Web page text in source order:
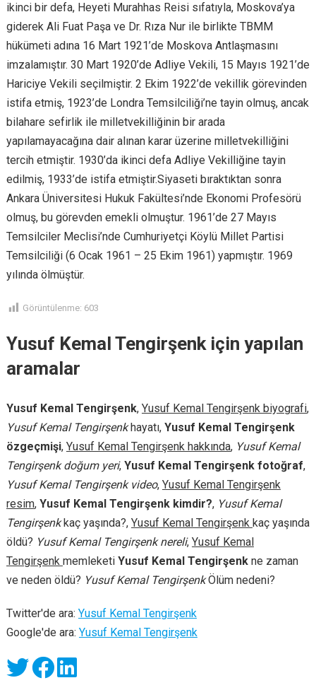
ikinci bir defa, Heyeti Murahhas Reisi sıfatıyla, Moskova’ya
giderek Ali Fuat Paşa ve Dr. Rıza Nur ile birlikte TBMM
hükümeti adına 16 Mart 1921’de Moskova Antlaşmasını
imzalamıştır. 30 Mart 1920’de Adliye Vekili, 15 Mayıs 1921’de
Hariciye Vekili seçilmiştir. 2 Ekim 1922’de vekillik görevinden
istifa etmiş, 1923’de Londra Temsilciliği’ne tayin olmuş, ancak
bilahare sefirlik ile milletvekilliğinin bir arada
yapılamayacağına dair alınan karar üzerine milletvekilliğini
tercih etmiştir. 1930’da ikinci defa Adliye Vekilliğine tayin
edilmiş, 1933’de istifa etmiştir.Siyaseti bıraktıktan sonra
Ankara Üniversitesi Hukuk Fakültesi’nde Ekonomi Profesörü
olmuş, bu görevden emekli olmuştur. 1961’de 27 Mayıs
Temsilciler Meclisi’nde Cumhuriyetçi Köylü Millet Partisi
Temsilciliği (6 Ocak 1961 – 25 Ekim 1961) yapmıştır. 1969
yılında ölmüştür.
Görüntülenme: 603
Yusuf Kemal Tengirşenk için yapılan
aramalar
Yusuf Kemal Tengirşenk, Yusuf Kemal Tengirşenk biyografi,
Yusuf Kemal Tengirşenkhayatı, Yusuf Kemal Tengirşenk
özgeçmişi, Yusuf Kemal Tengirşenk hakkında, Yusuf Kemal
Tengirşenk doğum yeri, Yusuf Kemal Tengirşenk fotoğraf,
Yusuf Kemal Tengirşenk video, Yusuf Kemal Tengirşenk
resim, Yusuf Kemal Tengirşenk kimdir?, Yusuf Kemal
Tengirşenkkaç yaşında?, Yusuf Kemal Tengirşenk kaç yaşında
öldü? Yusuf Kemal Tengirşenk nereli, Yusuf Kemal
Tengirşenk memleketi Yusuf Kemal Tengirşenkne zaman
ve neden öldü? Yusuf Kemal TengirşenkÖlüm nedeni?
Twitter'de ara: Yusuf Kemal Tengirşenk
Google'de ara: Yusuf Kemal Tengirşenk